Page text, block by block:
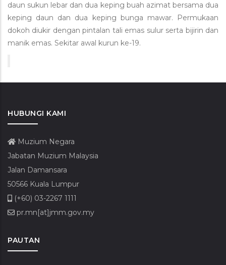
daun sukun lebar dan dua keping buah azimat bersama dua
keping daun dan dua keping bunga mawar. Permukaan
dokoh diukir dengan pintalan tali emas sulur serta bijirin dan
manik emas. Sekitar awal kurun ke-19.
HUBUNGI KAMI
Muzium Negara
Jabatan Muzium Malaysia
Jalan Damansara
50566 Kuala Lumpur
(+60) 03-2267 1111
pr.mn[at]jmm.gov.my
PAUTAN